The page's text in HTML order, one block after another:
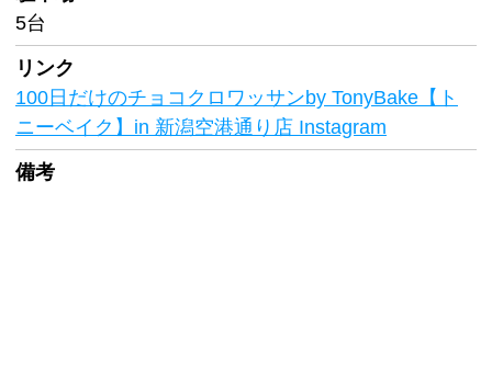
5台
リンク
100日だけのチョコクロワッサンby TonyBake【ト
ニーベイク】in 新潟空港通り店 Instagram
備考